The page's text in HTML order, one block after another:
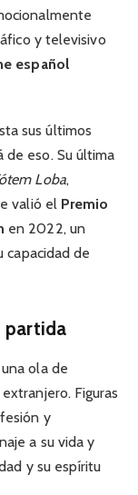
y televisivo
español
sus últimos
de eso. Su última
Loba,
valió el Premio
en 2022, un
capacidad de
partida
ola de
Figuras
y
a su vida y
y su espíritu